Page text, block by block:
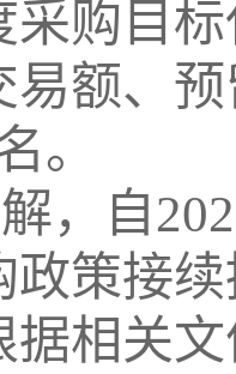
采购目
易额、
。
自
政策接
据相关